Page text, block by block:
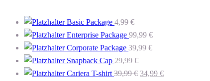
Basic Package 4,99 €
Enterprise Package 99,99 €
Corporate Package 39,99 €
Snapback Cap 29,99 €
Cariera T-shirt 39,99€ Ursprünglicher
34,99 €Aktueller